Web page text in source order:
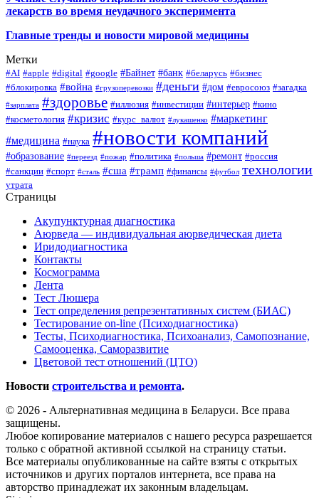
лекарств во время неудачного эксперимента
Главные тренды и новости мировой медицины
Метки
#AI #apple #digital #google #Байнет #банк #беларусь #бизнес
#блокировка #война #грузоперевозки #деньги #дом #евросоюз #загадка
#зарплата #здоровье #иллюзия #инвестиции #интерьер #кино
#косметология #кризис #курс_валют #лукашенко #маркетинг
#медицина #наука #новости компаний
#образование #переезд #пожар #политика #польша #ремонт #россия
#санкции #спорт #сталь #сша #трамп #финансы #футбол технологии
утрата
Страницы
Акупунктурная диагностика
Аюрведа — индивидуальная аюрведическая диета
Иридодиагностика
Контакты
Космограмма
Лента
Тест Люшера
Тест определения репрезентативных систем (БИАС)
Тестирование on-line (Психодиагностика)
Тесты, Психодиагностика, Психоанализ, Самопознание,
Самооценка, Саморазвитие
Цветовой тест отношений (ЦТО)
Новости строительства и ремонта.
© 2026 - Альтернативная медицина в Беларуси. Все права
защищены.
Любое копирование материалов с нашего ресурса разрешается
только с обратной активной ссылкой на страницу статьи.
Все материалы опубликованные на сайте взяты с открытых
источников и других порталов интернета, все права на
авторство принадлежат их законным владельцам.